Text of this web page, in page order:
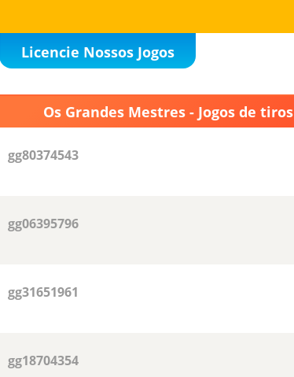
Licencie Nossos Jogos
Os Grandes Mestres - Jogos de tiros
gg80374543
gg06395796
gg31651961
gg18704354